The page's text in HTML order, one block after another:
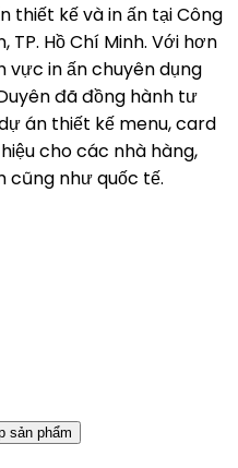
thiết kế và in ấn tại Công
TP. Hồ Chí Minh. Với hơn
vực in ấn chuyên dụng
đã đồng hành tư
án thiết kế menu, card
cho các nhà hàng,
cũng như quốc tế.
sản phẩm